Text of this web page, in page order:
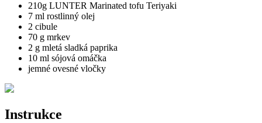
210g LUNTER Marinated tofu Teriyaki
7 ml rostlinný olej
2 cibule
70 g mrkev
2 g mletá sladká paprika
10 ml sójová omáčka
jemné ovesné vločky
Instrukce